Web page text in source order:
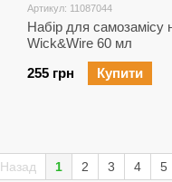
Артикул: 11087044
Набір для самозамісу
Wick&Wire 60 мл
255 грн
Купити
Назад 1 2 3 4 5